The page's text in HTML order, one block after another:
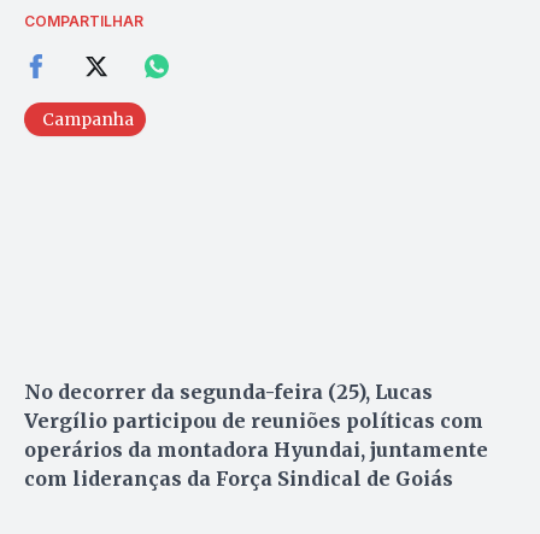
COMPARTILHAR
Campanha
No decorrer da segunda-feira (25), Lucas
Vergílio participou de reuniões políticas com
operários da montadora Hyundai, juntamente
com lideranças da Força Sindical de Goiás